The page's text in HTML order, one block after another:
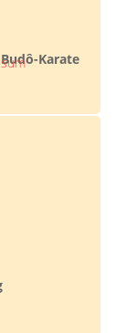
Karate